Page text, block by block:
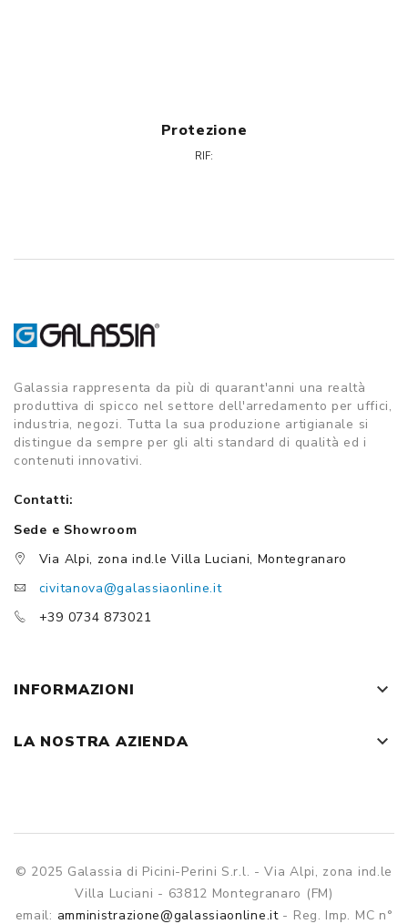
Protezione
RIF:
Galassia rappresenta da più di quarant'anni una realtà
produttiva di spicco nel settore dell'arredamento per uffici,
industria, negozi. Tutta la sua produzione artigianale si
distingue da sempre per gli alti standard di qualità ed i
contenuti innovativi.
Contatti:
Sede e Showroom
Via Alpi, zona ind.le Villa Luciani, Montegranaro
civitanova@galassiaonline.it
+39 0734 873021
INFORMAZIONI keyboard_arrow_down
LA NOSTRA AZIENDA keyboard_arrow_down
© 2025 Galassia di Picini-Perini S.r.l. - Via Alpi, zona ind.le
Villa Luciani - 63812 Montegranaro (FM)
email: amministrazione@galassiaonline.it- Reg. Imp. MC n°